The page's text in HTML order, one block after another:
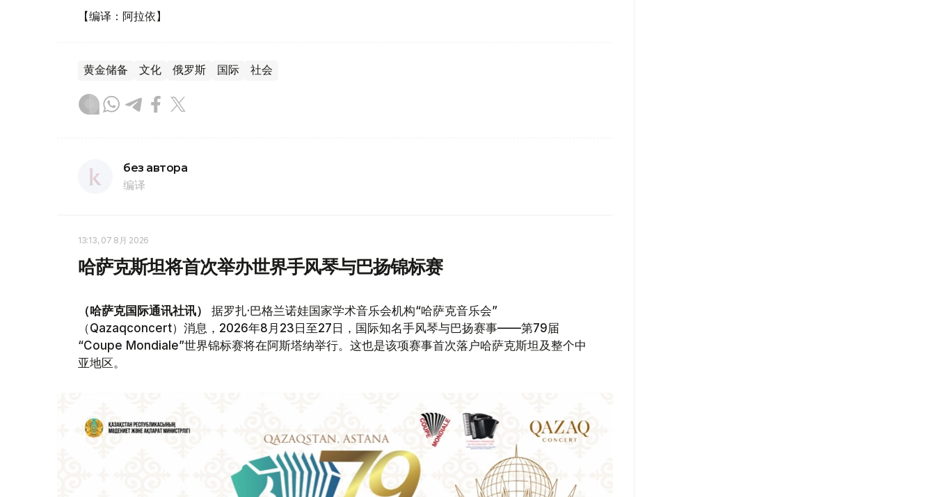
【编译：阿拉依】
黄金储备 文化 俄罗斯 国际 社会
без автора
编译
13:13, 07 8月 2026
哈萨克斯坦将首次举办世界手风琴与巴扬锦标赛
（哈萨克国际通讯社讯）
据罗扎·巴格兰诺娃国家学术音乐会机构“哈萨克音乐会”
（Qazaqconcert）消息，2026年8月23日至27日，国际知名手风琴与巴扬赛事——第79届
“Coupe Mondiale”世界锦标赛将在阿斯塔纳举行。这也是该项赛事首次落户哈萨克斯坦及整个中
亚地区。